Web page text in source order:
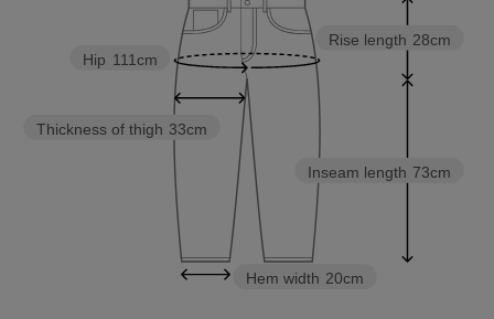
Inseam length 73cm
Rise length 28cm
Hem width 20cm
Thickness of thigh 33cm
Hip 111cm